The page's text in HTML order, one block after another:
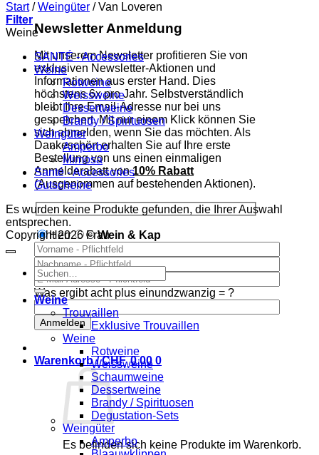
Newsletter Anmeldung
Mit unserem Newsletter profitieren Sie von
exklusiven Newsletter-Aktionen und
Informationen aus erster Hand. Dies
höchstens 6x pro Jahr. Selbstverständlich
bleibt Ihre Email-Adresse nur bei uns
gespeichert. Mit nur einem Klick können Sie
sich abmelden, wenn Sie das möchten. Als
Dankeschön erhalten Sie auf Ihre erste
Bestellung von uns einen einmaligen
Anmelderabatt von10% Rabatt
(Ausgenommen auf bestehenden Aktionen).
Herr Frau
Was ergibt acht plus einundzwanzig = ?
Warenkorb /CHF 0.00 0
Es befinden sich keine Produkte im Warenkorb.
Start / Weingüter /Van Loveren
Filter
Weine
SANTÉ - Accessories
Weine
Rotweine
Weissweine
Dessertweine
Brandy / Spirituosen
Weingüter
Amperbo
Mimosa
Santé - Accessories
Gutscheine
Es wurden keine Produkte gefunden, die Ihrer Auswahl
entsprechen.
Copyright 2026 ©Wein & Kap
Suchen
nach:
Weine
Trouvaillen
Exklusive Trouvaillen
Weine
Rotweine
Weissweine
Schaumweine
Dessertweine
Brandy / Spirituosen
Degustation-Sets
Weingüter
Amperbo